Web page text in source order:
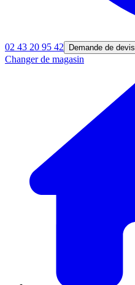
02 43 20 95 42 Demande de devis
Changer de magasin